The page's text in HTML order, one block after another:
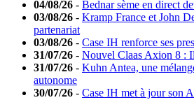
04/08/26 - Bednar sème en direct
03/08/26 - Kramp France et John
partenariat
03/08/26 - Case IH renforce ses
31/07/26 - Nouvel Claas Axion 8 :
31/07/26 - Kuhn Antea, une
autonome
30/07/26 - Case IH met à jour son